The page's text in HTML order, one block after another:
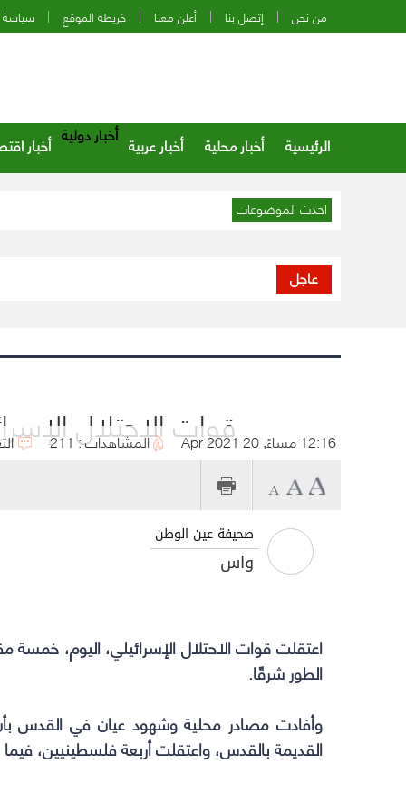
من نحن إتصل بنا أعلن معنا خريطة الموقع
الرئيسية أخبار محلية أخبار عربية أخبار دولية أخبار
احدث الموضوعات
عاجل
قوات الاحتلال 12:16 مساءً, 20 Apr 2021 المشاهدات : 211
صحيفة عين الوطن
واس
اعتقلتقوات الاحتلال الإسرائيلي، اليوم، خمسة
الطور شرقًا.
وأفادت مصادر محلية وشهود عيان في القدس
القديمة بالقدس، واعتقلت أربعة فلسطينيين،